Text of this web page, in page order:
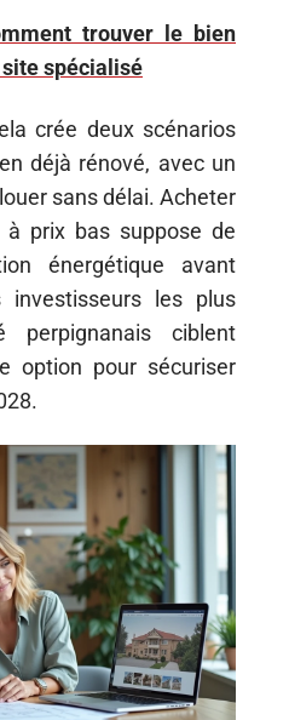
trouver le bien
spécialisé
crée deux scénarios
déjà rénové, avec un
sans délai. Acheter
prix bas suppose de
énergétique avant
les plus
ciblent
option pour sécuriser